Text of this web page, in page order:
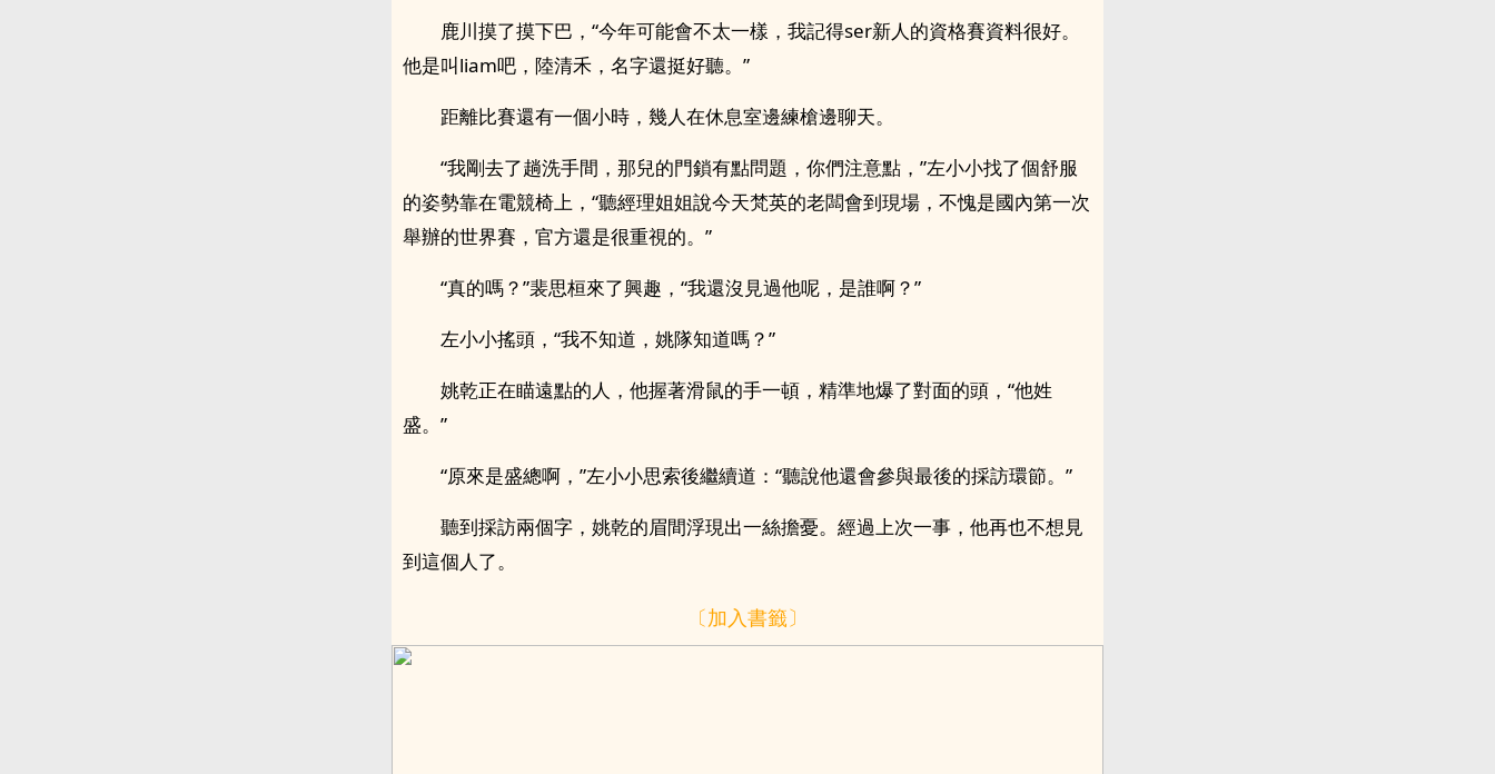
鹿川摸了摸下巴，“今年可能會不太一樣，我記得ser新人的資格賽資料很好。
他是叫liam吧，陸清禾，名字還挺好聽。”
距離比賽還有一個小時，幾人在休息室邊練槍邊聊天。
“我剛去了趟洗手間，那兒的門鎖有點問題，你們注意點，”左小小找了個舒服
的姿勢靠在電競椅上，“聽經理姐姐說今天梵英的老闆會到現場，不愧是國內第一次
舉辦的世界賽，官方還是很重視的。”
“真的嗎？”裴思桓來了興趣，“我還沒見過他呢，是誰啊？”
左小小搖頭，“我不知道，姚隊知道嗎？”
姚乾正在瞄遠點的人，他握著滑鼠的手一頓，精準地爆了對面的頭，“他姓
盛。”
“原來是盛總啊，”左小小思索後繼續道：“聽說他還會參與最後的採訪環節。”
聽到採訪兩個字，姚乾的眉間浮現出一絲擔憂。經過上次一事，他再也不想見
到這個人了。
〔加入書籤〕